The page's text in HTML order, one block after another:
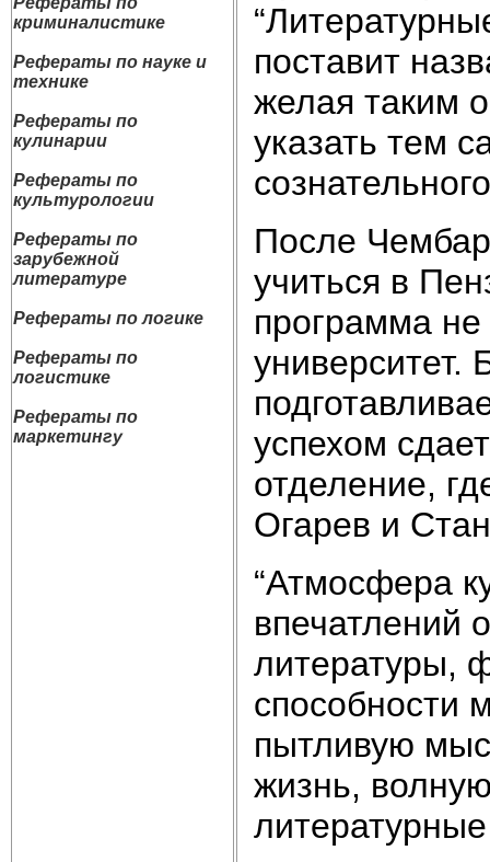
криминалистике
Рефераты по науке и
технике
Рефераты по
кулинарии
Рефераты по
культурологии
Рефераты по
зарубежной
литературе
Рефераты по логике
Рефераты по
логистике
Рефераты по
маркетингу
поставит
желая таким
указать тем
После
учиться в
программа
университет.
успехом
отделение,
Огарев и
“Атмосфера
впечатлений
литературы,
способности
пытливую
жизнь,